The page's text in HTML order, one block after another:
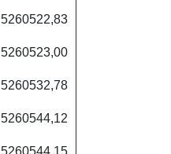
5260522,83
5260523,00
5260532,78
5260544,12
5260544,15